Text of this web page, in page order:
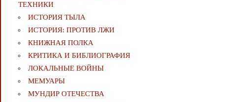
ТЕХНИКИ
ИСТОРИЯ ТЫЛА
ИСТОРИЯ: ПРОТИВ ЛЖИ
КНИЖНАЯ ПОЛКА
КРИТИКА И БИБЛИОГРАФИЯ
ЛОКАЛЬНЫЕ ВОЙНЫ
МЕМУАРЫ
МУНДИР ОТЕЧЕСТВА